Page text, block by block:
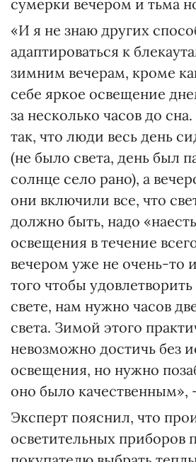
сумерки вечером и тьма
«И я не знаю других
адаптироваться к
зимним вечерам, кроме
себе яркое освещение
за несколько часов до
так, что люди весь день
(не было света, день был
солнце село рано), а
они включили все, что
должно быть, надо
освещения в течение
вечером уже не очень-то
того чтобы
свете, нам нужно часов
света. Зимой этого
невозможно достичь без
освещения, но нужно
оно было качественным»,
Эксперт пояснил, что
осветительных приборов